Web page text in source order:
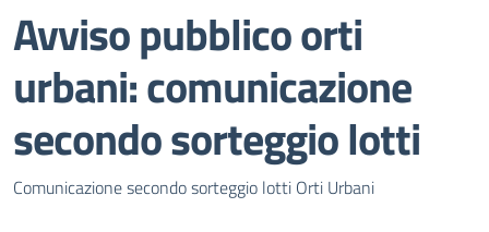
Avviso pubblico orti
urbani: comunicazione
secondo sorteggio lotti
Dettagli della notizia
Comunicazione secondo sorteggio lotti Orti Urbani